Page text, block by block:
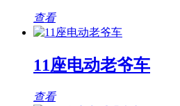
查看
11座电动老爷车
查看